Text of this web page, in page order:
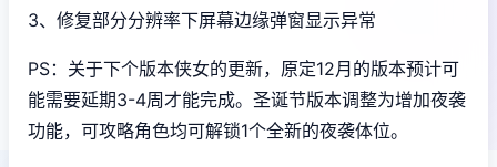
3、修复部分分辨率下屏幕边缘弹窗显示异常
PS：关于下个版本侠女的更新，原定12月的版本预计可
能需要延期3-4周才能完成。圣诞节版本调整为增加夜袭
功能，可攻略角色均可解锁1个全新的夜袭体位。